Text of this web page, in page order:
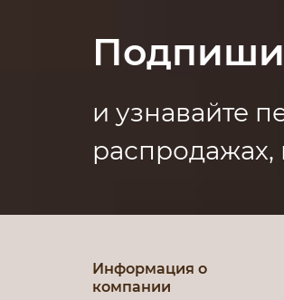
и узнавайте
распродажах,
Информация о
компании